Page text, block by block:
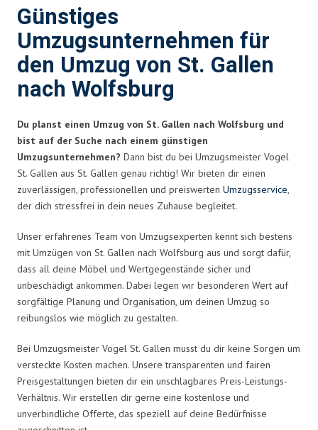
Günstiges
Umzugsunternehmen für
den Umzug von St. Gallen
nach Wolfsburg
Du planst einen Umzug von St. Gallen nach Wolfsburg und
bist auf der Suche nach einem günstigen
Umzugsunternehmen? Dann bist du bei Umzugsmeister Vogel
St. Gallen aus St. Gallen genau richtig! Wir bieten dir einen
zuverlässigen, professionellen und preiswerten Umzugsservice,
der dich stressfrei in dein neues Zuhause begleitet.
Unser erfahrenes Team von Umzugsexperten kennt sich bestens
mit Umzügen von St. Gallen nach Wolfsburg aus und sorgt dafür,
dass all deine Möbel und Wertgegenstände sicher und
unbeschädigt ankommen. Dabei legen wir besonderen Wert auf
sorgfältige Planung und Organisation, um deinen Umzug so
reibungslos wie möglich zu gestalten.
Bei Umzugsmeister Vogel St. Gallen musst du dir keine Sorgen um
versteckte Kosten machen. Unsere transparenten und fairen
Preisgestaltungen bieten dir ein unschlagbares Preis-Leistungs-
Verhältnis. Wir erstellen dir gerne eine kostenlose und
unverbindliche Offerte, das speziell auf deine Bedürfnisse